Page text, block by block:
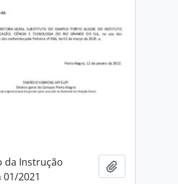
da Instrução
2021